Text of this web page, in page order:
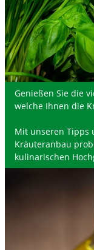
Genießen Sie die
welche Ihnen die
Mit unseren Tipps
Kräuteranbau
kulinarischen